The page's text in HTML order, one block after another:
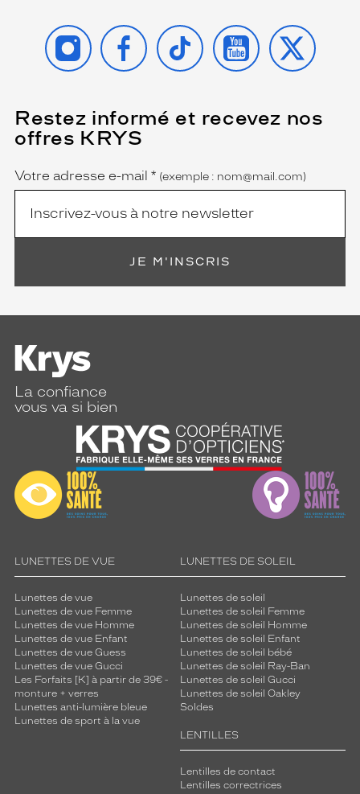
INSTAGRAMFACEBOOK
TIKTOK YOUTUBE
X
Restez informé et recevez nos
offres KRYS
Name
Votre adresse e-mail *
(Ce
champ
est
obligatoire)
(exemple : nom@mail.com)
JE M'INSCRIS
La confiance
vous va si bien
LUNETTES DE VUE
Lunettes de vue
Lunettes de vue Femme
Lunettes de vue Homme
Lunettes de vue Enfant
Lunettes de vue Guess
Lunettes de vue Gucci
Les Forfaits [K] à partir de 39€ -
monture + verres
Lunettes anti-lumière bleue
Lunettes de sport à la vue
LUNETTES DE SOLEIL
Lunettes de soleil
Lunettes de soleil Femme
Lunettes de soleil Homme
Lunettes de soleil Enfant
Lunettes de soleil bébé
Lunettes de soleil Ray-Ban
Lunettes de soleil Gucci
Lunettes de soleil Oakley
Soldes
LENTILLES
Lentilles de contact
Lentilles correctrices